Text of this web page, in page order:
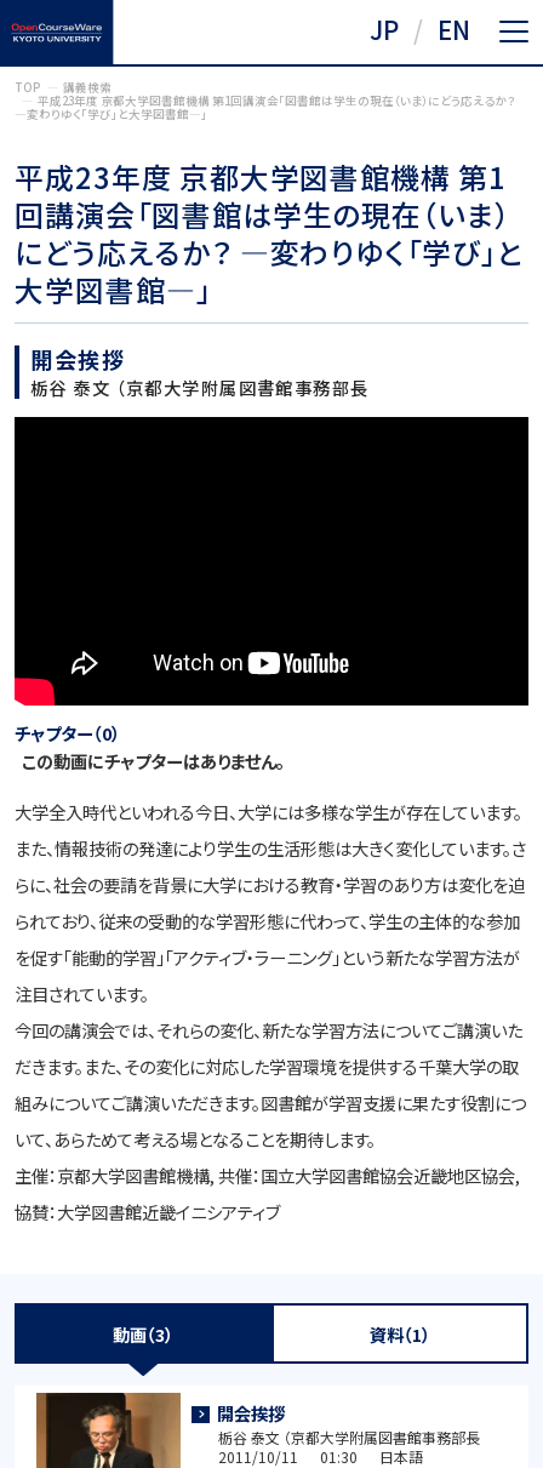
JP EN
TOP 講義検索
平成23年度 京都大学図書館機構 第1回講演会「図書館は学生の現在（いま）にどう応えるか？
―変わりゆく「学び」と大学図書館―」
平成23年度 京都大学図書館機構 第1
回講演会「図書館は学生の現在（いま）
にどう応えるか？ ―変わりゆく「学び」と
大学図書館―」
開会挨拶
栃谷 泰文 （京都大学附属図書館事務部長
チャプター（0）
この動画にチャプターはありません。
大学全入時代といわれる今日、大学には多様な学生が存在しています。
また、情報技術の発達により学生の生活形態は大きく変化しています。さ
らに、社会の要請を背景に大学における教育・学習のあり方は変化を迫
られており、従来の受動的な学習形態に代わって、学生の主体的な参加
を促す「能動的学習」「アクティブ・ラーニング」という新たな学習方法が
注目されています。
今回の講演会では、それらの変化、新たな学習方法についてご講演いた
だきます。また、その変化に対応した学習環境を提供する千葉大学の取
組みについてご講演いただきます。図書館が学習支援に果たす役割につ
いて、あらためて考える場となることを期待します。
主催：京都大学図書館機構, 共催：国立大学図書館協会近畿地区協会,
協賛：大学図書館近畿イニシアティブ
動画（3） 資料（1）
開会挨拶
栃谷 泰文 （京都大学附属図書館事務部長
2011/10/11 01:30 日本語